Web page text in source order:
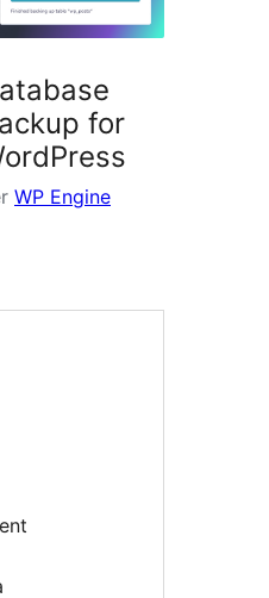
for
WP Engine